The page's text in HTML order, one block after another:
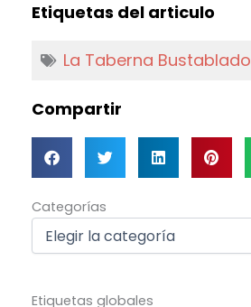
Etiquetas del articulo
La Taberna Bustablado
Compartir
Categorías
Categorías
Etiquetas globales